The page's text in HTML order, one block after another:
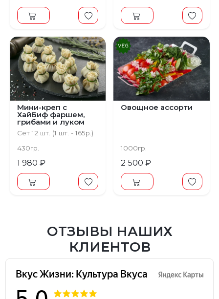
Мини-креп с
ХайБиф фаршем,
грибами и луком
Сет 12 шт. (1 шт. - 165р.)
430гр.
1 980 ₽
Овощное ассорти
1000гр.
2 500 ₽
ОТЗЫВЫ НАШИХ
КЛИЕНТОВ